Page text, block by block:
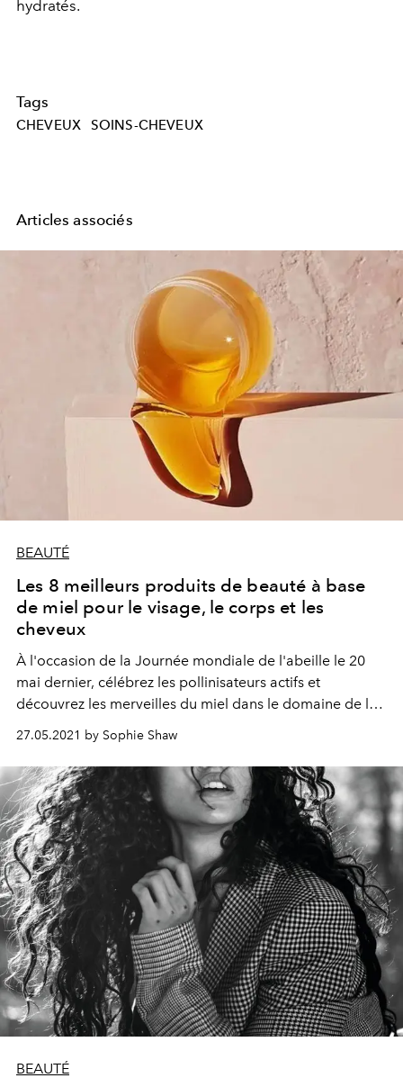
hydratés.
Tags
CHEVEUX SOINS-CHEVEUX
Articles associés
BEAUTÉ
Les 8 meilleurs produits de beauté à base
de miel pour le visage, le corps et les
cheveux
À l'occasion de la Journée mondiale de l'abeille le 20
mai dernier, célébrez les pollinisateurs actifs et
découvrez les merveilles du miel dans le domaine de la
27.05.2021 by Sophie Shaw
BEAUTÉ